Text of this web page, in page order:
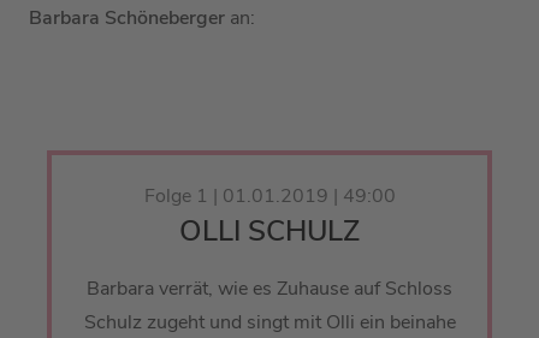
Barbara Schöneberger an:
Folge 1 | 01.01.2019 | 49:00
OLLI SCHULZ
Barbara verrät, wie es Zuhause auf Schloss
Schulz zugeht und singt mit Olli ein beinahe